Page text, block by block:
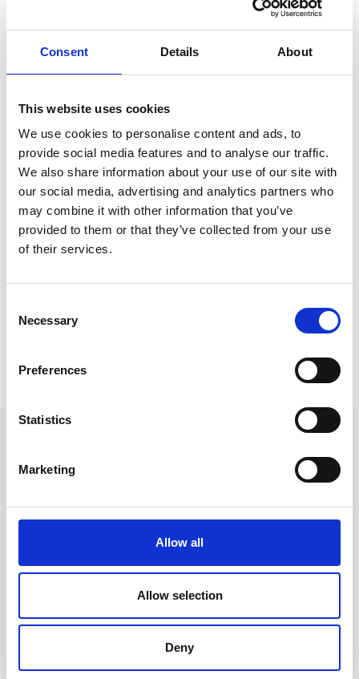
Consent Details About
This website uses cookies
We use cookies to personalise content and ads, to
provide social media features and to analyse our traffic.
We also share information about your use of our site with
our social media, advertising and analytics partners who
may combine it with other information that you’ve
provided to them or that they’ve collected from your use
of their services.
Selection
Necessary
Preferences
Statistics
Marketing
Allow all
Allow selection
Deny
Прием и сопровождение в номер
дополнительную плату)
Розетка для бритвы
Мини-холодильник
Обслуживание номеров (за
дополнительную плату)
Услуга «Будильник»
Другие номера